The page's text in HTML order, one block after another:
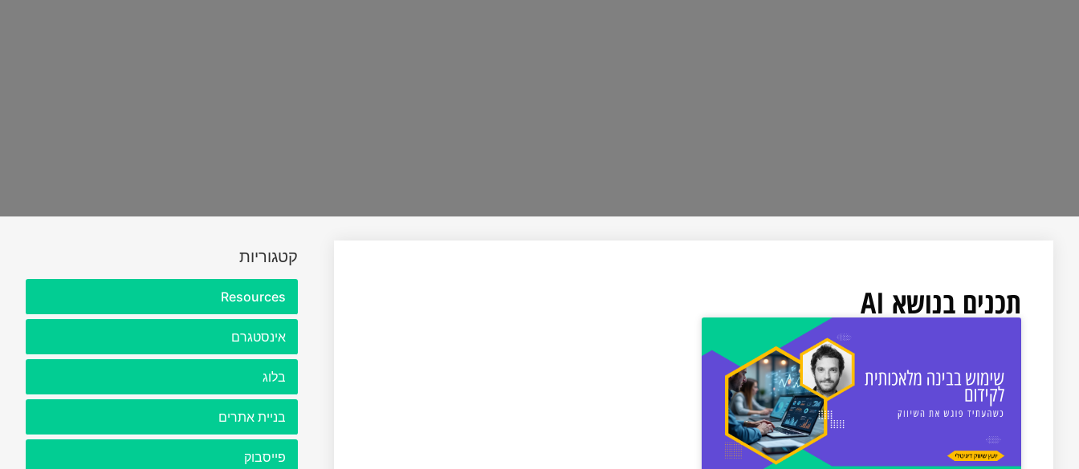
תכנים בנושא AI
קטגוריות
Resources
אינסטגרם
בלוג
בניית אתרים
פייסבוק